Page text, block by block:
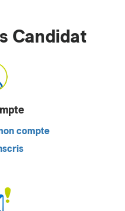
Candidat
compte